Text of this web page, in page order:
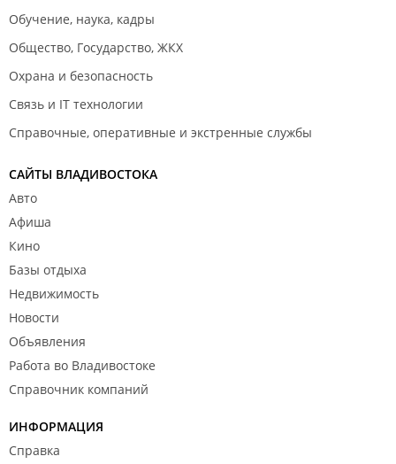
Обучение, наука, кадры
Общество, Государство, ЖКХ
Охрана и безопасность
Связь и IT технологии
Справочные, оперативные и экстренные службы
САЙТЫ ВЛАДИВОСТОКА
Авто
Афиша
Кино
Базы отдыха
Недвижимость
Новости
Объявления
Работа во Владивостоке
Справочник компаний
ИНФОРМАЦИЯ
Справка